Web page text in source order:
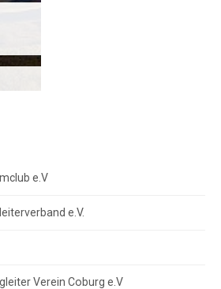
e.V
e.V.
Verein Coburg e.V